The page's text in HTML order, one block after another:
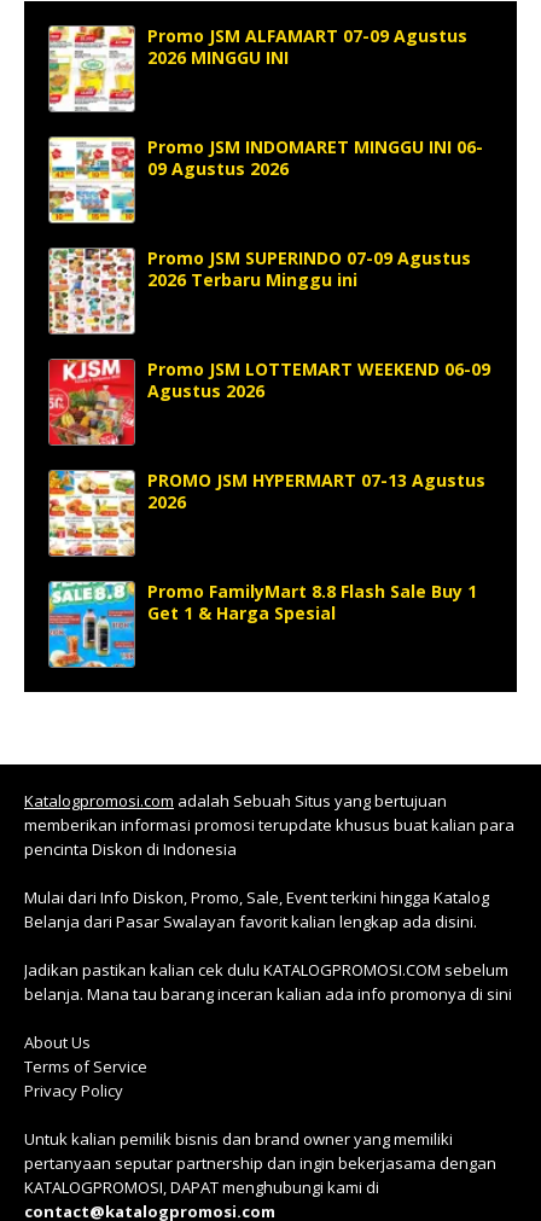
Promo JSM ALFAMART 07-09 Agustus
2026 MINGGU INI
Promo JSM INDOMARET MINGGU INI 06-
09 Agustus 2026
Promo JSM SUPERINDO 07-09 Agustus
2026 Terbaru Minggu ini
Promo JSM LOTTEMART WEEKEND 06-09
Agustus 2026
PROMO JSM HYPERMART 07-13 Agustus
2026
Promo FamilyMart 8.8 Flash Sale Buy 1
Get 1 & Harga Spesial
Katalogpromosi.com adalah Sebuah Situs yang bertujuan
memberikan informasi promosi terupdate khusus buat kalian para
pencinta Diskon di Indonesia
Mulai dari Info Diskon, Promo, Sale, Event terkini hingga Katalog
Belanja dari Pasar Swalayan favorit kalian lengkap ada disini.
Jadikan pastikan kalian cek dulu KATALOGPROMOSI.COM sebelum
belanja. Mana tau barang inceran kalian ada info promonya di sini
About Us
Terms of Service
Privacy Policy
Untuk kalian pemilik bisnis dan brand owner yang memiliki
pertanyaan seputar partnership dan ingin bekerjasama dengan
KATALOGPROMOSI, DAPAT menghubungi kami di
contact@katalogpromosi.com